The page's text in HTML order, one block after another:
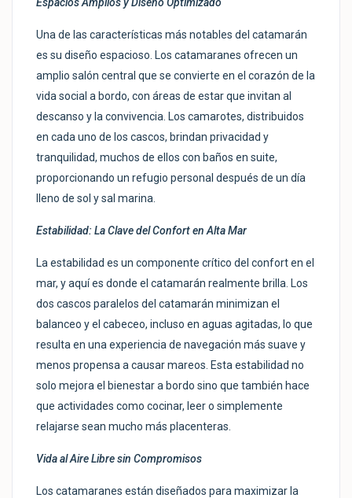
Una de las características más notables del catamarán
es su diseño espacioso. Los catamaranes ofrecen un
amplio salón central que se convierte en el corazón de la
vida social a bordo, con áreas de estar que invitan al
descanso y la convivencia. Los camarotes, distribuidos
en cada uno de los cascos, brindan privacidad y
tranquilidad, muchos de ellos con baños en suite,
proporcionando un refugio personal después de un día
lleno de sol y sal marina.
Estabilidad: La Clave del Confort en Alta Mar
La estabilidad es un componente crítico del confort en el
mar, y aquí es donde el catamarán realmente brilla. Los
dos cascos paralelos del catamarán minimizan el
balanceo y el cabeceo, incluso en aguas agitadas, lo que
resulta en una experiencia de navegación más suave y
menos propensa a causar mareos. Esta estabilidad no
solo mejora el bienestar a bordo sino que también hace
que actividades como cocinar, leer o simplemente
relajarse sean mucho más placenteras.
Vida al Aire Libre sin Compromisos
Los catamaranes están diseñados para maximizar la